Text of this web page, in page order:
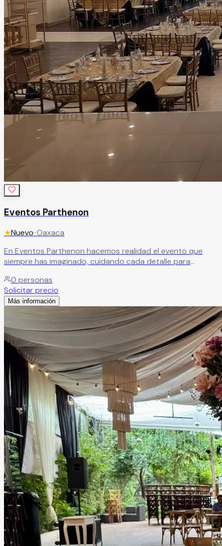
Eventos Parthenon
★Nuevo•Oaxaca
En Eventos Parthenon hacemos realidad el evento que
siempre has imaginado, cuidando cada detalle para
0 personas
Solicitar precio
Más información